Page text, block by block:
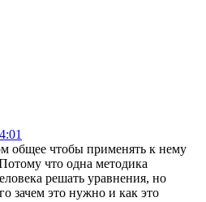
общее чтобы применять к нему
что одна методика
решать уравнения, но
зачем это нужно и как это